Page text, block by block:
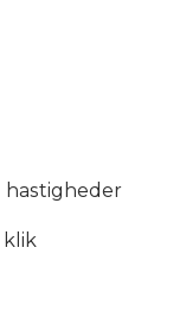
hastigheder
klik